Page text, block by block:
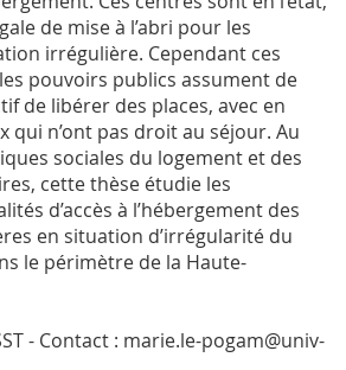
de mise à l’abri pour les
irrégulière. Cependant ces
pouvoirs publics assument de
de libérer des places, avec en
qui n’ont pas droit au séjour. Au
sociales du logement et des
cette thèse étudie les
d’accès à l’hébergement des
en situation d’irrégularité du
le périmètre de la Haute-
- Contact : marie.le-pogam@univ-